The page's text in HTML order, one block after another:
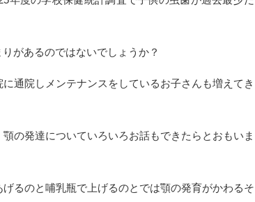
があるのではないでしょうか？
通院しメンテナンスをしているお子さんも増えてき
の発達についていろいろお話もできたらとおもいま
るのと哺乳瓶で上げるのとでは顎の発育がかわるそ